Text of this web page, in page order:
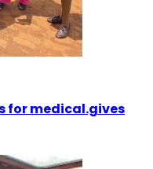
for medical.gives